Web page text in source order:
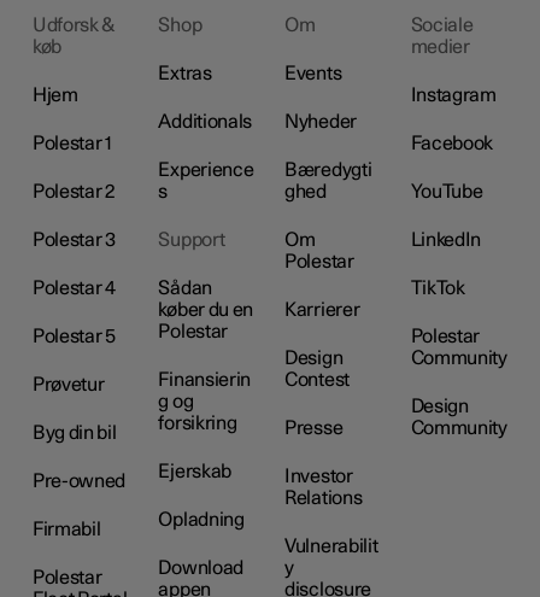
Udforsk &
køb
Hjem
Polestar 1
Polestar 2
Polestar 3
Polestar 4
Polestar 5
Prøvetur
Byg din bil
Pre-owned
Firmabil
Polestar
Shop
Extras
Additionals
Experience
s
Support
Sådan
køber du en
Polestar
Finansierin
g og
forsikring
Ejerskab
Opladning
Download
appen
Om
Events
Nyheder
Bæredygti
ghed
Om
Polestar
Karrierer
Design
Contest
Presse
Investor
Relations
Vulnerabilit
y
disclosure
Sociale
medier
Instagram
Facebook
YouTube
LinkedIn
TikTok
Polestar
Community
Design
Community